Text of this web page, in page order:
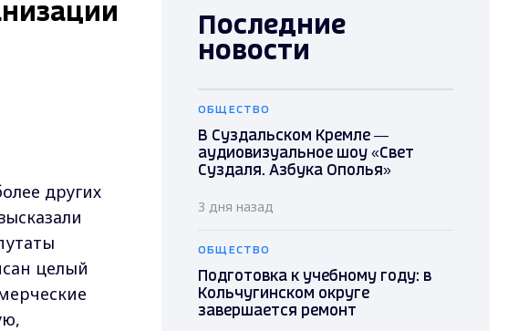
других
целый
Последние
новости
ОБЩЕСТВО
В Суздальском Кремле —
аудиовизуальное шоу «Свет
Суздаля. Азбука Ополья»
3 дня назад
ОБЩЕСТВО
Подготовка к учебному году: в
Кольчугинском округе
завершается ремонт